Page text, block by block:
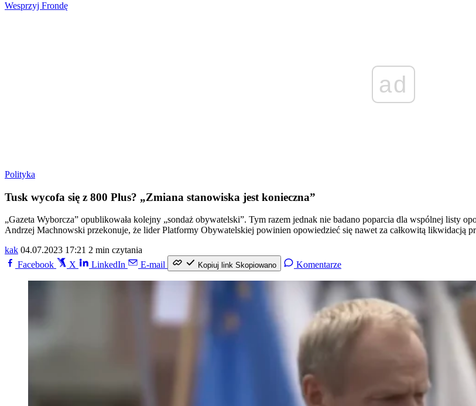
Wesprzyj Frondę
ad
Polityka
Tusk wycofa się z 800 Plus? „Zmiana stanowiska jest konieczna”
„Gazeta Wyborcza” opublikowała kolejny „sondaż obywatelski”. Tym razem jednak nie badano poparcia dla wspólnej listy
Andrzej Machnowski przekonuje, że lider Platformy Obywatelskiej powinien opowiedzieć się nawet za całkowitą likwidacją
kak 04.07.2023 17:21 2 min czytania
Facebook
X LinkedIn E-mail Kopiuj link Skopiowano Komentarze